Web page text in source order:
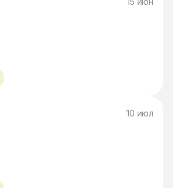
10 июл